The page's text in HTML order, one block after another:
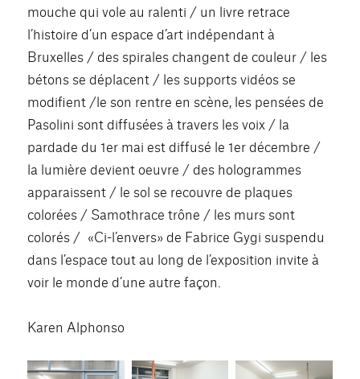
mouche qui vole au ralenti / un livre retrace
l’histoire d’un espace d’art indépendant à
Bruxelles / des spirales changent de couleur / les
bétons se déplacent / les supports vidéos se
modifient /le son rentre en scène, les pensées de
Pasolini sont diffusées à travers les voix / la
pardade du 1er mai est diffusé le 1er décembre /
la lumière devient oeuvre / des hologrammes
apparaissent / le sol se recouvre de plaques
colorées / Samothrace trône / les murs sont
colorés / «Ci-l’envers» de Fabrice Gygi suspendu
dans l’espace tout au long de l’exposition invite à
voir le monde d’une autre façon.
Karen Alphonso